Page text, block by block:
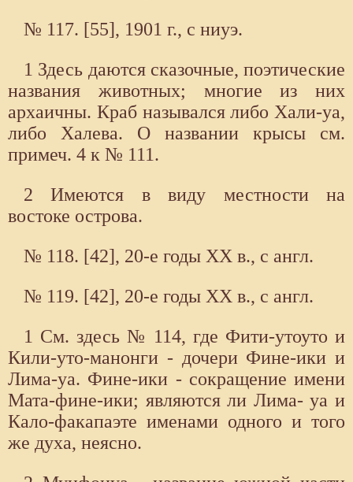
№ 117. [55], 1901 г., с ниуэ.
1 Здесь даются сказочные, поэтические
названия животных; многие из них
архаичны. Краб назывался либо Хали-уа,
либо Халева. О названии крысы см.
примеч. 4 к № 111.
2 Имеются в виду местности на
востоке острова.
№ 118. [42], 20-е годы XX в., с англ.
№ 119. [42], 20-е годы XX в., с англ.
1 См. здесь № 114, где Фити-утоуто и
Кили-уто-манонги - дочери Фине-ики и
Лима-уа. Фине-ики - сокращение имени
Мата-фине-ики; являются ли Лима- уа и
Кало-факапаэте именами одного и того
же духа, неясно.